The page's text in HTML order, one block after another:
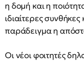
η δομή και η
ιδιαίτερες
παράδειγμα η
Οι νέοι φοιτητές